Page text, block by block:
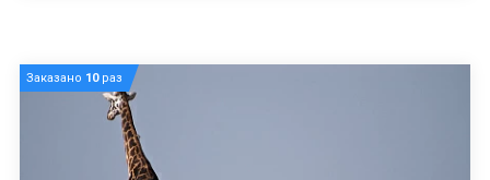
Заказано 10раз